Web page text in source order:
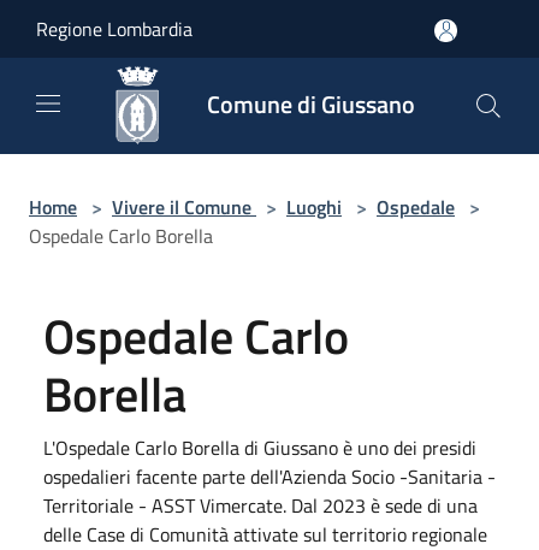
Regione Lombardia
Comune di Giussano
Home > Vivere il Comune > Luoghi > Ospedale >
Ospedale Carlo Borella
Ospedale Carlo
Borella
L'Ospedale Carlo Borella di Giussano è uno dei presidi
ospedalieri facente parte dell'Azienda Socio -Sanitaria -
Territoriale - ASST Vimercate. Dal 2023 è sede di una
delle Case di Comunità attivate sul territorio regionale